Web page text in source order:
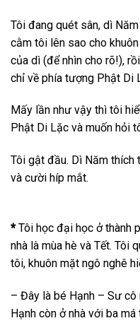
Tôi đang quét sân, dì
cằm tôi lên sao cho
của dì (để nhìn cho rõ!),
chỉ về phía tượng Phật Di
Mấy lần như vậy thì tôi
Phật Di Lặc và muốn hỏi
Tôi gật đầu. Dì Năm
và cười híp mắt.
*Tôi học đại học ở thành
nhà là mùa hè và Tết. Tôi
tôi, khuôn mặt ngô nghê
– Đây là bé Hạnh – Sư
Hạnh còn ở nhà với ba